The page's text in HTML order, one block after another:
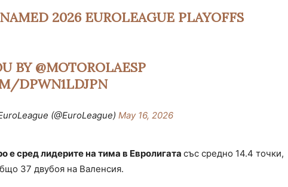
2026 EUROLEAGUE PLAYOFFS
BY@MOTOROLAESP
DPWN1LDJPN
(@EuroLeague) May 16, 2026
е сред лидерите на тима в Евролигата със средно 14.4 точки,
37 двубоя на Валенсия.